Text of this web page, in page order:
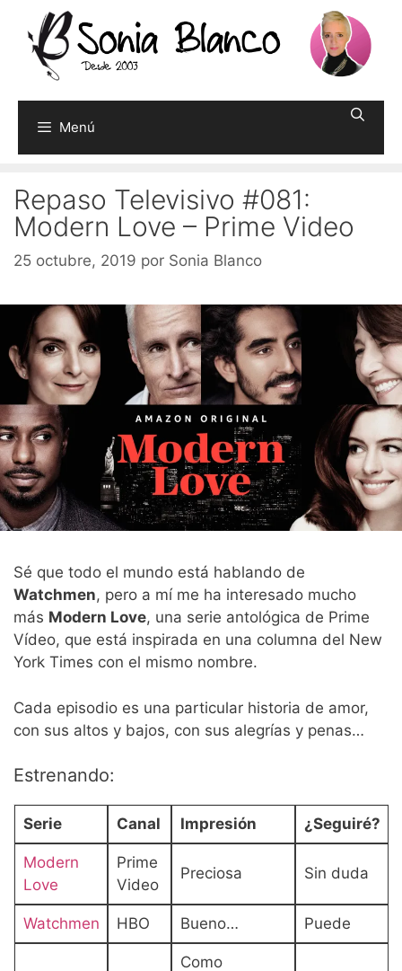
contenido
Menú
Repaso Televisivo #081:
Modern Love – Prime Video
25 octubre, 2019 por Sonia Blanco
Sé que todo el mundo está hablando de
Watchmen, pero a mí me ha interesado mucho
más Modern Love, una serie antológica de Prime
Vídeo, que está inspirada en una columna del New
York Times con el mismo nombre.
Cada episodio es una particular historia de amor,
con sus altos y bajos, con sus alegrías y penas…
Estrenando:
Serie Canal Impresión ¿Seguiré?
Modern
Love
Prime
Video
Preciosa Sin duda
Watchmen HBO Bueno… Puede
Como